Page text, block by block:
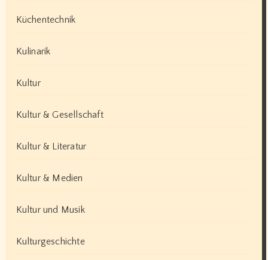
Küchentechnik
Kulinarik
Kultur
Kultur & Gesellschaft
Kultur & Literatur
Kultur & Medien
Kultur und Musik
Kulturgeschichte